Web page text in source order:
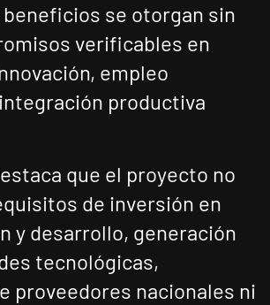
beneficios se otorgan sin
verificables en
empleo
productiva
que el proyecto no
de inversión en
y desarrollo, generación
tecnológicas,
proveedores nacionales ni